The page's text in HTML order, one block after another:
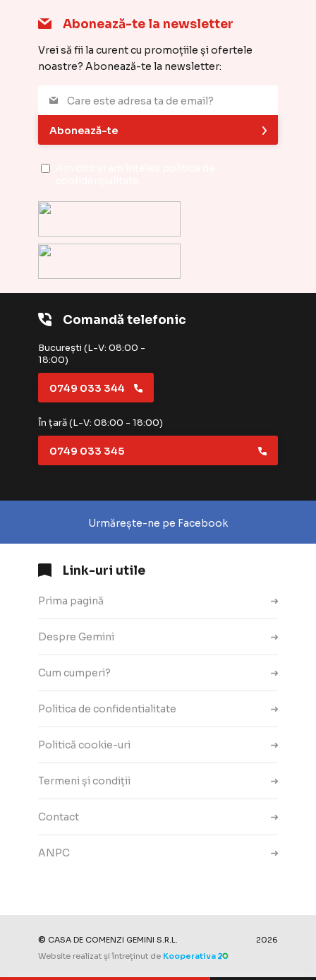
Comandă telefonic
București (L-V: 08:00 -
18:00)
0749 033 344
În țară (L-V: 08:00 - 18:00)
0749 033 345
Urmărește-ne pe Facebook
Link-uri utile
Prima pagină
Despre Gemini
Cum cumperi?
Politica de confidentialitate
Politică cookie-uri
Termeni și condiții
Contact
ANPC
Abonează-te la newsletter
Vrei să fii la curent cu promoțiile și ofertele
noastre? Abonează-te la newsletter:
Abonează-te
© CASA DE COMENZI GEMINI S.R.L.
2026
Website realizat și întreținut de Kooperativa